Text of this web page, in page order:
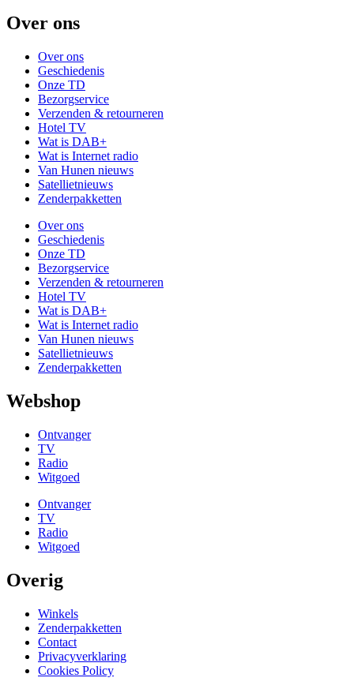
Over ons
Over ons
Geschiedenis
Onze TD
Bezorgservice
Verzenden & retourneren
Hotel TV
Wat is DAB+
Wat is Internet radio
Van Hunen nieuws
Satellietnieuws
Zenderpakketten
Over ons
Geschiedenis
Onze TD
Bezorgservice
Verzenden & retourneren
Hotel TV
Wat is DAB+
Wat is Internet radio
Van Hunen nieuws
Satellietnieuws
Zenderpakketten
Webshop
Ontvanger
TV
Radio
Witgoed
Ontvanger
TV
Radio
Witgoed
Overig
Winkels
Zenderpakketten
Contact
Privacyverklaring
Cookies Policy